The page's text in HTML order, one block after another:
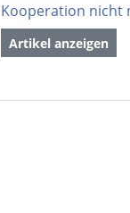
Kooperation nicht
Artikel anzeigen